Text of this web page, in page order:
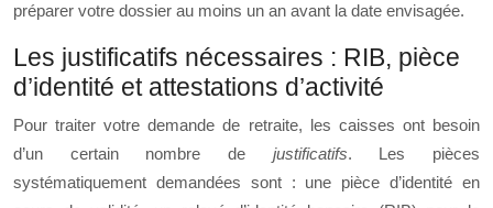
préparer votre dossier au moins un an avant la date envisagée.
Les justificatifs nécessaires : RIB, pièce
d’identité et attestations d’activité
Pour traiter votre demande de retraite, les caisses ont besoin
d’un certain nombre de justificatifs. Les pièces
systématiquement demandées sont : une pièce d’identité en